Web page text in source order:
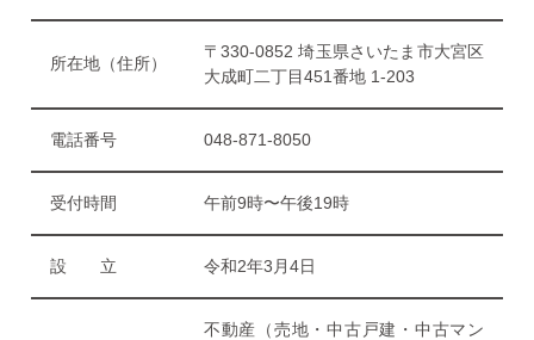
所在地（住所）
〒330-0852 埼玉県さいたま市大宮区
大成町二丁目451番地 1-203
電話番号 048-871-8050
受付時間 午前9時〜午後19時
設 立 令和2年3月4日
不動産（売地・中古戸建・中古マン